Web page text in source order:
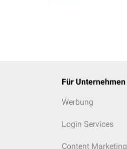
Für Unternehmen
Werbung
Login Services
Content Marketing